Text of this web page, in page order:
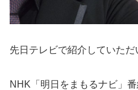
先日テレビで紹介していただ
NHK「明日をまもるナビ」番